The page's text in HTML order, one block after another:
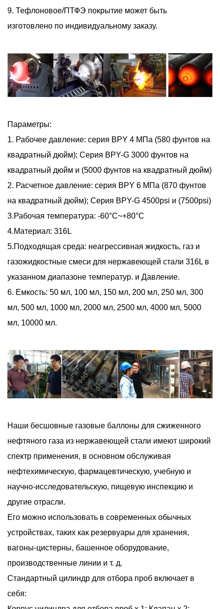
9. Тефлоновое/ПТФЭ покрытие может быть
изготовлено по индивидуальному заказу.
Параметры:
1. Рабочее давление: серия BPY 4 МПа (580 фунтов на
квадратный дюйм); Серия BPY-G 3000 фунтов на
квадратный дюйм и (5000 фунтов на квадратный дюйм)
2. Расчетное давление: серия BPY 6 МПа (870 фунтов
на квадратный дюйм); Серия BPY-G 4500psi и (7500psi)
3.Рабочая температура: -60°C~+80°C
4.Материал: 316L
5.Подходящая среда: неагрессивная жидкость, газ и
газожидкостные смеси для нержавеющей стали 316L в
указанном диапазоне температур. и Давление.
6. Емкость: 50 мл, 100 мл, 150 мл, 200 мл, 250 мл, 300
мл, 500 мл, 1000 мл, 2000 мл, 2500 мл, 4000 мл, 5000
мл, 10000 мл.
Наши бесшовные газовые баллоны для сжиженного
нефтяного газа из нержавеющей стали имеют широкий
спектр применения, в основном обслуживая
нефтехимическую, фармацевтическую, учебную и
научно-исследовательскую, пищевую инспекцию и
другие отрасли.
Его можно использовать в современных обычных
устройствах, таких как резервуары для хранения,
вагоны-цистерны, башенное оборудование,
производственные линии и т. д.
Стандартный цилиндр для отбора проб включает в
себя: